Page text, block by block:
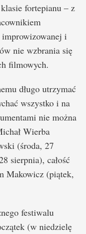
fortepianu – z
i
nie wzbrania się
filmowych.
długo utrzymać
wszystko i na
nie można
Wierba
(środa, 27
sierpnia), całość
Makowicz (piątek,
festiwalu
(w niedzielę